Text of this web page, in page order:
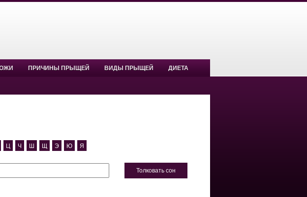
ПРИЧИНЫ ПРЫЩЕЙ ВИДЫ ПРЫЩЕЙ ДИЕТА
Ц Ч Ш Щ Э Ю Я
Толковать сон